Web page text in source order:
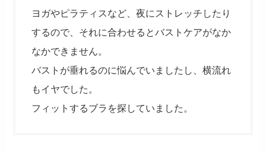
ヨガやピラティスなど、夜にストレッチしたり
するので、それに合わせるとバストケアがなか
なかできません。
バストが垂れるのに悩んでいましたし、横流れ
もイヤでした。
フィットするブラを探していました。